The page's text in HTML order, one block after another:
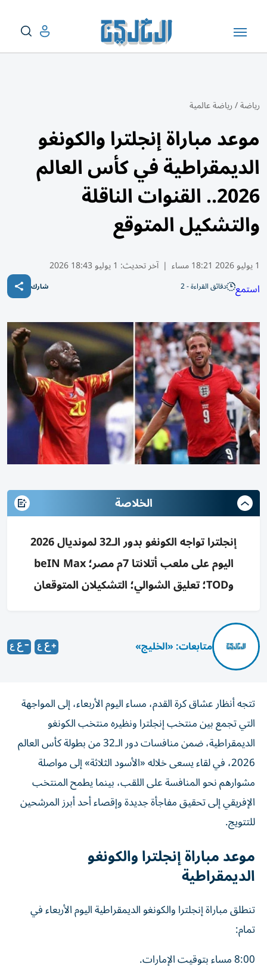
رياضة/رياضة عالمية
موعد مباراة إنجلترا والكونغو
الديمقراطية في كأس العالم
2026.. القنوات الناقلة
والتشكيل المتوقع
1 يوليو 2026 18:21 مساء | آخر تحديث: 1 يوليو 18:43 2026
استمع دقائق القراءة - 2 شارك
الخلاصة
إنجلترا تواجه الكونغو بدور الـ32 لمونديال 2026
اليوم على ملعب أتلانتا 7م مصر؛ beIN Max
وTOD؛ تعليق الشوالي؛ التشكيلان المتوقعان
متابعات: «الخليج»
تتجه أنظار عشاق كرة القدم، مساء اليوم الأربعاء، إلى المواجهة
التي تجمع بين منتخب إنجلترا ونظيره منتخب الكونغو
الديمقراطية، ضمن منافسات دور الـ32 من بطولة كأس العالم
2026، في لقاء يسعى خلاله «الأسود الثلاثة» إلى مواصلة
مشوارهم نحو المنافسة على اللقب، بينما يطمح المنتخب
الإفريقي إلى تحقيق مفاجأة جديدة وإقصاء أحد أبرز المرشحين
للتتويج.
موعد مباراة إنجلترا والكونغو
الديمقراطية
تنطلق مباراة إنجلترا والكونغو الديمقراطية اليوم الأربعاء في
تمام:
8:00 مساء بتوقيت الإمارات.